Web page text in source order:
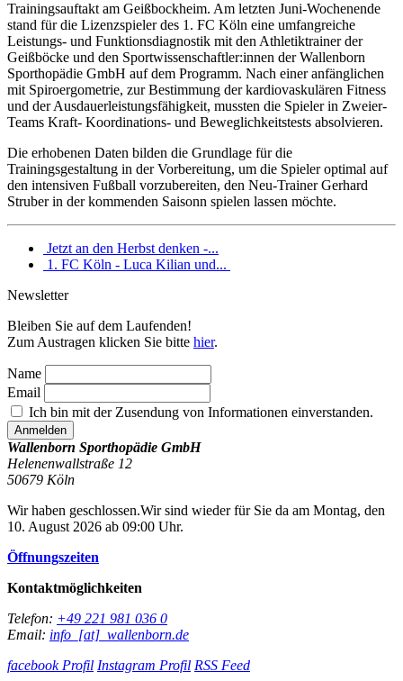
Trainingsauftakt am Geißbockheim. Am letzten Juni-Wochenende
stand für die Lizenzspieler des 1. FC Köln eine umfangreiche
Leistungs- und Funktionsdiagnostik mit den Athletiktrainer der
Geißböcke und den Sportwissenschaftler:innen der Wallenborn
Sporthopädie GmbH auf dem Programm. Nach einer anfänglichen
mit Spiroergometrie, zur Bestimmung der kardiovaskulären Fitness
und der Ausdauerleistungsfähigkeit, mussten die Spieler in Zweier-
Teams Kraft- Koordinations- und Beweglichkeitstests absolvieren.
Die erhobenen Daten bilden die Grundlage für die
Trainingsgestaltung in der Vorbereitung, um die Spieler optimal auf
den intensiven Fußball vorzubereiten, den Neu-Trainer Gerhard
Struber in der kommenden Saisonn spielen lassen möchte.
Jetzt an den Herbst denken -...
1. FC Köln - Luca Kilian und...
Newsletter
Bleiben Sie auf dem Laufenden!
Zum Austragen klicken Sie bitte hier.
Name
Email
Ich bin mit der Zusendung von Informationen einverstanden.
Wallenborn Sporthopädie GmbH
Helenenwallstraße 12
50679 Köln
Wir haben geschlossen.Wir sind wieder für Sie da am Montag, den
10. August 2026 ab 09:00 Uhr.
Öffnungszeiten
Kontaktmöglichkeiten
Telefon: +49 221 981 036 0
Email: info_[at]_wallenborn.de
facebook Profil Instagram Profil RSS Feed